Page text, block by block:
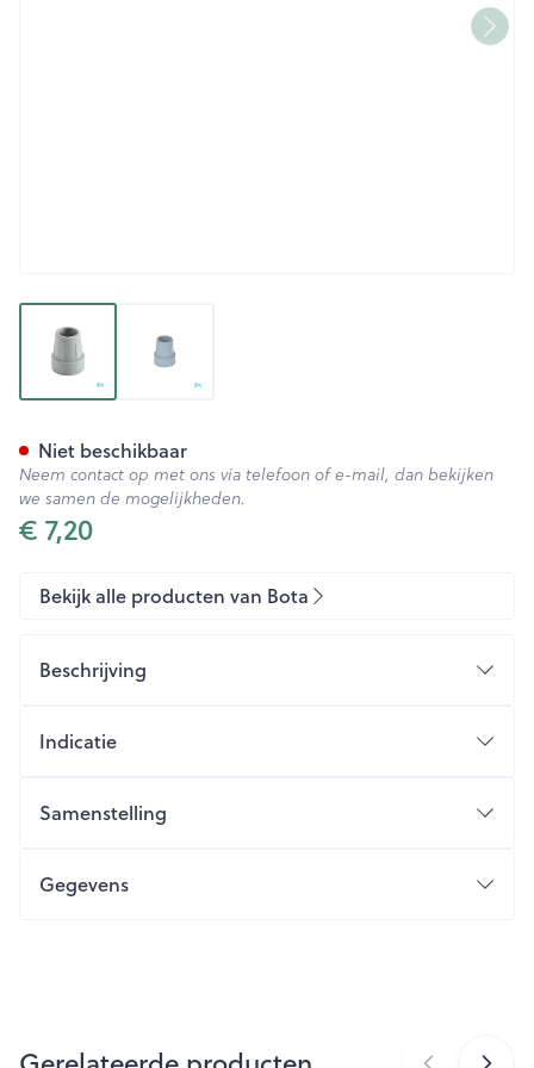
€ 7,20
Niet beschikbaar
Neem contact op met ons via telefoon of e-mail, dan bekijken
we samen de mogelijkheden.
Bekijk alle producten van Bota
Beschrijving
Indicatie
Samenstelling
Gegevens
Merken Bota